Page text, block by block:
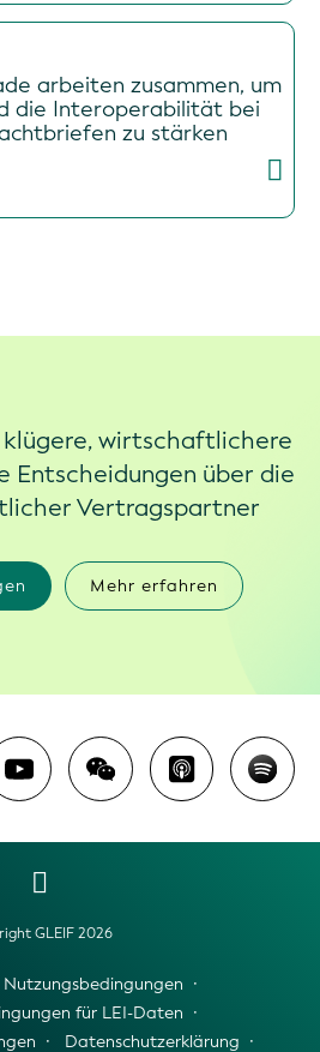
arbeiten zusammen, um
die Interoperabilität bei
zu stärken
wirtschaftlichere
Entscheidungen über die
Vertragspartner
Mehr erfahren
GLEIF 2026
Nutzungsbedingungen
für LEI-Daten
Datenschutzerklärung